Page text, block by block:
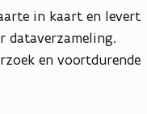
in kaart en levert
dataverzameling.
en voortdurende